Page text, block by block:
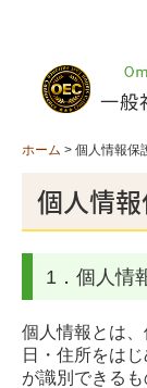
ホーム
毎月の例会
例会情報一覧
過去の視察
ホーム 個人情報保
個人情
1．個人情
個人情報とは
日・住所をは
が識別できる